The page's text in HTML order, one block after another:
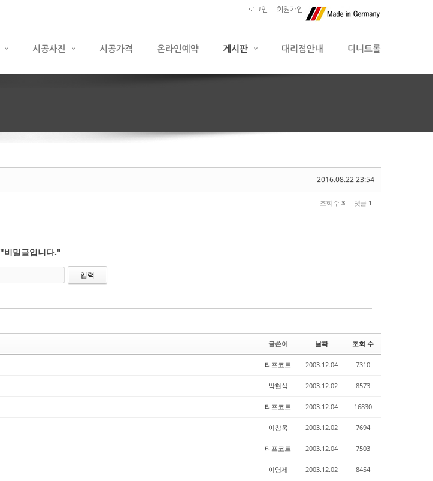
로그인 회원가입
2016.08.22 23:54
조회 수 3 댓글 1
"비밀글입니다."
글쓴이 날짜 조회 수
타프코트 2003.12.04 7310
박현식 2003.12.02 8573
타프코트 2003.12.04 16830
이창욱 2003.12.02 7694
타프코트 2003.12.04 7503
이영제 2003.12.02 8454